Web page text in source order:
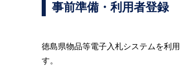
事前準備・利用者登録
徳島県物品等電子入札システムを利
す。